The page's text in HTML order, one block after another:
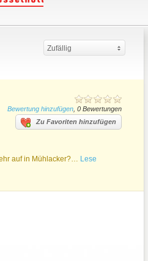
Zufällig
Bewertung hinzufügen , 0 Bewertungen
Zu Favoriten hinzufügen
auf in Mühlacker?… Lese